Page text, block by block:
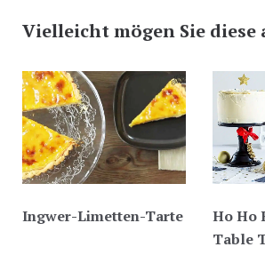
Vielleicht mögen Sie diese
Ingwer-Limetten-Tarte
Ho Ho
Table